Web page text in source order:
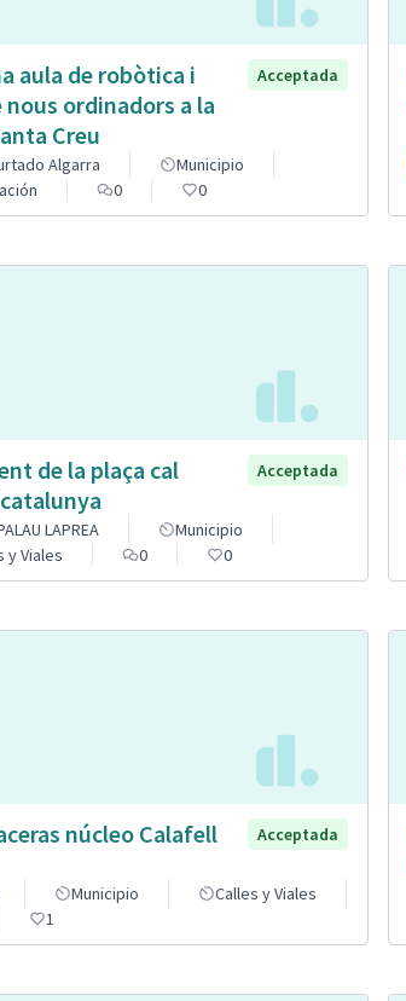
aula de robòtica i
ordinadors a la
Creu
Acceptada
Algarra
Municipio
0 0
de la plaça cal
Acceptada
LAPREA
Municipio
y Viales
0 0
núcleo Calafell
Acceptada
Municipio
Calles y Viales
1